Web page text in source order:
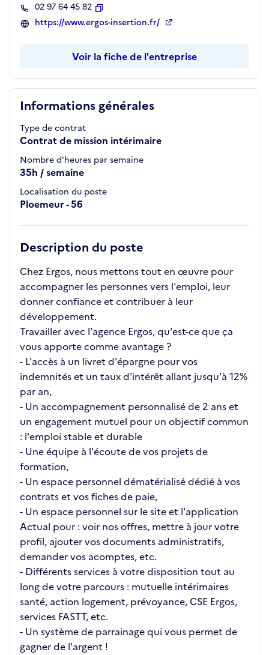
Informations générales
Type de contrat
Contrat de mission intérimaire
Nombre d'heures par semaine
35h / semaine
Localisation du poste
Ploemeur - 56
Description du poste
Chez Ergos, nous mettons tout en œuvre pour
accompagner les personnes vers l'emploi, leur
donner confiance et contribuer à leur
développement.
Travailler avec l'agence Ergos, qu'est-ce que ça
vous apporte comme avantage ?
- L'accès à un livret d'épargne pour vos
indemnités et un taux d'intérêt allant jusqu'à 12%
par an,
- Un accompagnement personnalisé de 2 ans et
un engagement mutuel pour un objectif commun
: l'emploi stable et durable
- Une équipe à l'écoute de vos projets de
formation,
- Un espace personnel dématérialisé dédié à vos
contrats et vos fiches de paie,
- Un espace personnel sur le site et l'application
Actual pour : voir nos offres, mettre à jour votre
profil, ajouter vos documents administratifs,
demander vos acomptes, etc.
- Différents services à votre disposition tout au
long de votre parcours : mutuelle intérimaires
santé, action logement, prévoyance, CSE Ergos,
services FASTT, etc.
- Un système de parrainage qui vous permet de
gagner de l'argent !
02 97 64 45 82
Copier
https://www.ergos-insertion.fr/
Voir la fiche de l'entreprise